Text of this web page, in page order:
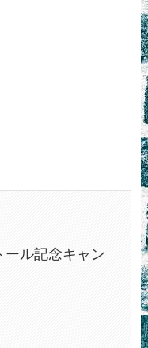
ール記念キャン